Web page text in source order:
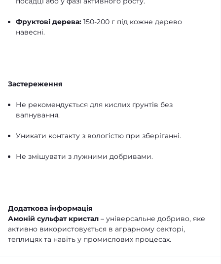
Фруктові дерева: 150-200 г під кожне дерево
навесні.
Застереження
Не рекомендується для кислих ґрунтів без
вапнування.
Уникати контакту з вологістю при зберіганні.
Не змішувати з лужними добривами.
Додаткова інформація
Амоній сульфат кристал – універсальне добриво, яке
активно використовується в аграрному секторі,
теплицях та навіть у промислових процесах.